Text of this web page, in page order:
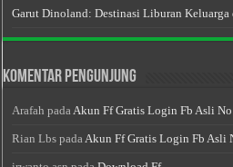
Garut Dinoland: Destinasi Liburan Keluarga
Komentar Pengunjung
Arafah pada Akun Ff Gratis Login Fb Asli
Rian Lbs pada Akun Ff Gratis Login Fb Asli